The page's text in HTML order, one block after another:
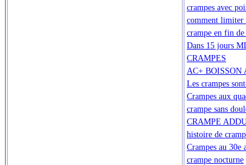
crampes avec
comment limiter
crampe en fin
Dans 15 jours
CRAMPES
AC+ BOISSON
Les crampes
Crampes aux
crampe sans
CRAMPE
histoire de
Crampes au 30e
crampe nocturne